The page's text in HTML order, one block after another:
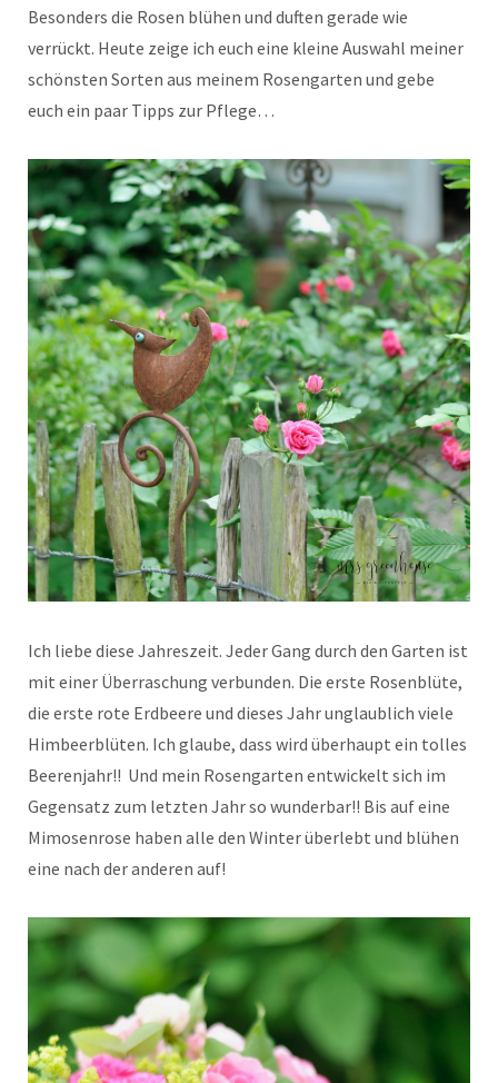
Besonders die Rosen blühen und duften gerade wie
verrückt. Heute zeige ich euch eine kleine Auswahl meiner
schönsten Sorten aus meinem Rosengarten und gebe
euch ein paar Tipps zur Pflege…
Ich liebe diese Jahreszeit. Jeder Gang durch den Garten ist
mit einer Überraschung verbunden. Die erste Rosenblüte,
die erste rote Erdbeere und dieses Jahr unglaublich viele
Himbeerblüten. Ich glaube, dass wird überhaupt ein tolles
Beerenjahr!! Und mein Rosengarten entwickelt sich im
Gegensatz zum letzten Jahr so wunderbar!! Bis auf eine
Mimosenrose haben alle den Winter überlebt und blühen
eine nach der anderen auf!